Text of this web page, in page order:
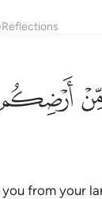
Reflections
فماذا تامرون ٣٥
فَمَاذَا تَأْمُرُونَ
from your